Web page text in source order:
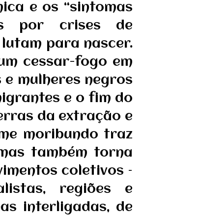
e os “sintomas
por crises de
para nascer.
cessar-fogo em
mulheres negros
e o fim do
da extração e
moribundo traz
também torna
coletivos –
regiões e
interligadas, de